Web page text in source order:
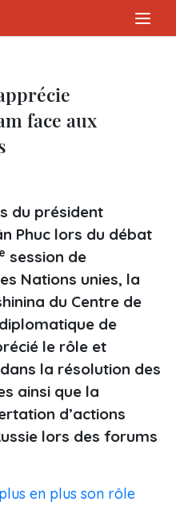
face aux
du président
Phuc lors du débat
e session de
Nations unies, la
du Centre de
de
le rôle et
la résolution des
ainsi que la
d’actions
lors des forums
en plus son rôle